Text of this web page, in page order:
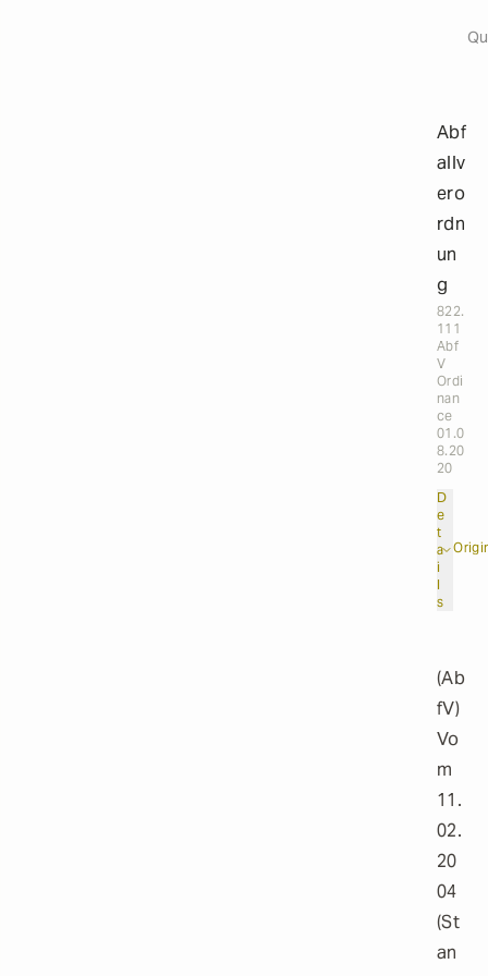
Abf
allv
ero
rdn
un
g
822.
111
Abf
V
Ordi
nan
ce
01.0
8.20
20
D
e
t
a
i
l
s
(Ab
fV)
Vo
m
11.
02.
20
04
(St
an